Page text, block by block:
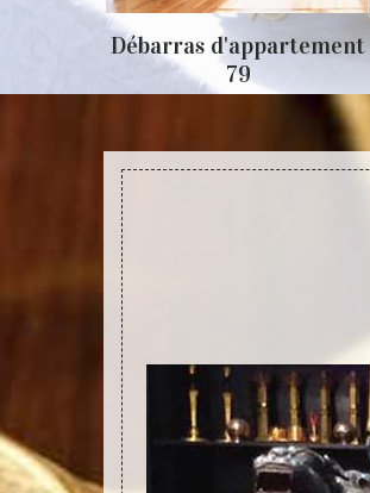
Débarras d'appartement
79